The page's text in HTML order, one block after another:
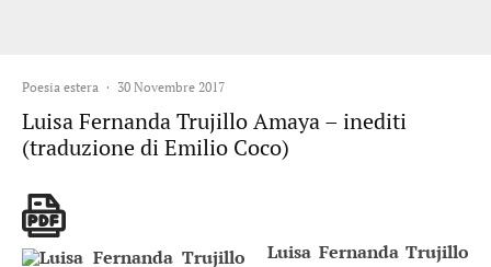
Poesia estera · 30 Novembre 2017
Luisa Fernanda Trujillo Amaya – inediti
(traduzione di Emilio Coco)
Luisa Fernanda Trujillo